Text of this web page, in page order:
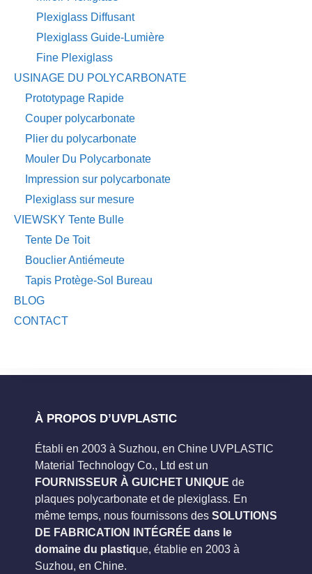
Plexiglass Diffusant
Plexiglass Guide-Lumière
Fine Plexiglass
USINAGE DU POLYCARBONATE
Prototypage Rapide
Couper polycarbonate
Plier du polycarbonate
Mouler Du Polycarbonate
Impression sur polycarbonate
Plexiglass sur mesure
VIEWSKY Tente Bulle
Tente De Toit
Bouclier Antiémeute
Tapis Protège-Sol Bureau
BLOG
CONTACT
À PROPOS D’UVPLASTIC
Établi en 2003 à Suzhou, en Chine UVPLASTIC
Material Technology Co., Ltd est un
FOURNISSEUR À GUICHET UNIQUE de
plaques polycarbonate et de plexiglass. En
même temps, nous fournissons des SOLUTIONS
DE FABRICATION INTÉGRÉE dans le
domaine du plastique, établie en 2003 à
Suzhou, en Chine.